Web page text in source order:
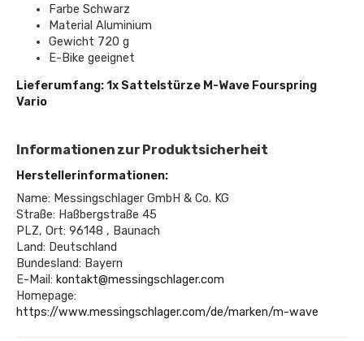
Farbe Schwarz
Material Aluminium
Gewicht 720 g
E-Bike geeignet
Lieferumfang: 1x Sattelstürze M-Wave Fourspring
Vario
Informationen zur Produktsicherheit
Herstellerinformationen:
Name: Messingschlager GmbH & Co. KG
Straße: Haßbergstraße 45
PLZ, Ort: 96148 , Baunach
Land: Deutschland
Bundesland: Bayern
E-Mail: kontakt@messingschlager.com
Homepage:
https://www.messingschlager.com/de/marken/m-wave